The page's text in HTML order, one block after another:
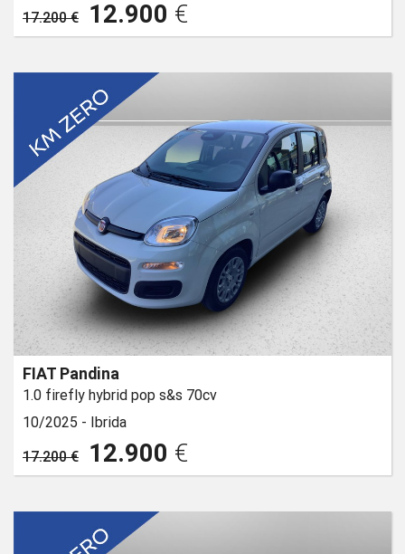
17.200 €
12.900 €
FIAT Pandina
1.0 firefly hybrid pop s&s 70cv
10/2025 -
Ibrida
17.200 €
12.900 €